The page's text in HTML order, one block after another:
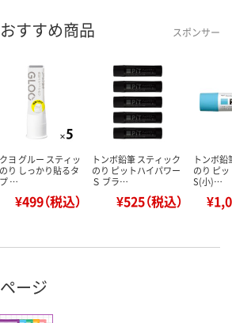
すすめ商品 スポンサー
ヨ グルー スティッ
り しっかり貼るタ
…
¥499（税込）
トンボ鉛筆 スティック
のり ピットハイパワー
Ｓ ブラ…
¥525（税込）
トンボ鉛
のり ピ
S(小)…
ージ